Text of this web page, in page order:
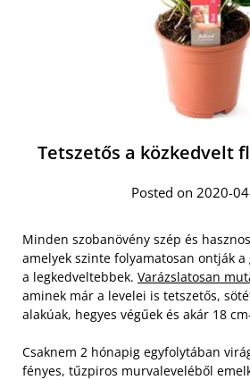
Tetszetős a közkedvelt
Posted on 2020-
Minden szobanövény szép és
amelyek szinte folyamatosan ontják
a legkedveltebbek. Varázslatosan
aminek már a levelei is tetszetős,
alakúak, hegyes végűek és akár 18
Csaknem 2 hónapig egyfolytában
fényes, tűzpiros murvaleveléből